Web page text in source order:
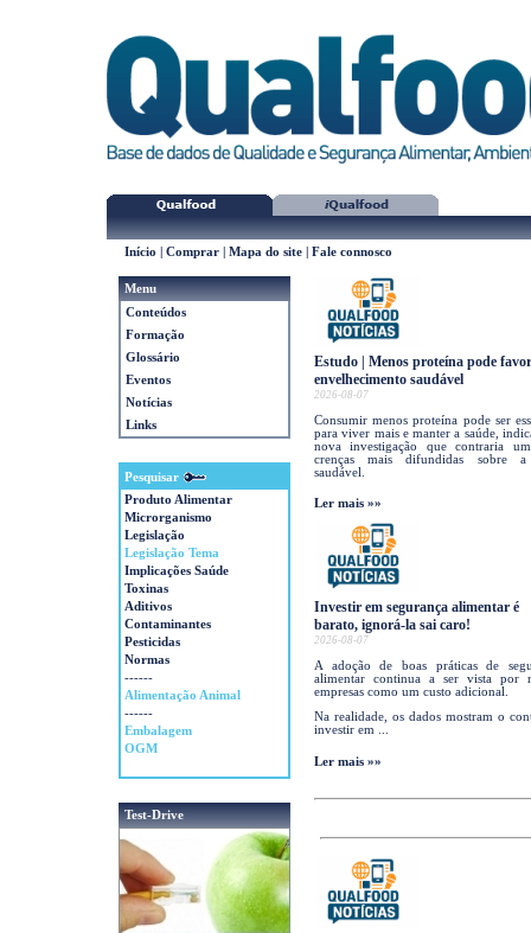
Início Comprar Mapa do site Fale connosco
Menu
Conteúdos
Formação
Glossário
Eventos
Notícias
Links
Pesquisar
Produto Alimentar
Microrganismo
Legislação
Legislação Tema
Implicações Saúde
Toxinas
Aditivos
Contaminantes
Pesticidas
Normas
------
Alimentação Animal
------
Embalagem
OGM
Test-Drive
Estudo | Menos proteína pode
envelhecimento saudável
2026-08-07
Consumir menos proteína pode ser
para viver mais e manter a saúde,
nova investigação que contraria
crenças mais difundidas sobre
saudável.
Ler mais »»
Investir em segurança alimentar é
barato, ignorá-la sai caro!
2026-08-07
A adoção de boas práticas de
alimentar continua a ser vista por
empresas como um custo adicional.
Na realidade, os dados mostram o
investir em ...
Ler mais »»